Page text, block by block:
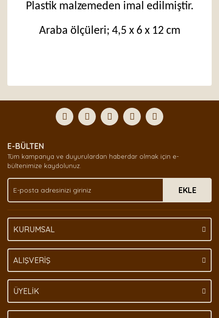
Plastik malzemeden imal edilmiştir.
Araba ölçüleri; 4,5 x 6 x 12 cm
Yorum Yaz
formunu kullanarak tarafımıza iletebilirsiniz.
Görüş ve önerileriniz için teşekkür ederiz.
Ürün açıklamasında eksik bilgiler bulunuyor.
Ürün bilgilerinde hatalar bulunuyor.
Ürün fiyatı diğer sitelerden daha pahalı.
Bu ürüne benzer farklı alternatifler olmalı.
E-BÜLTEN
Tüm kampanya ve duyurulardan haberdar olmak için e-
bültenimize kaydolunuz.
EKLE
KURUMSAL
ALIŞVERİŞ
ÜYELİK